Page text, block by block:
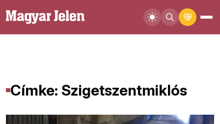
Címke: Szigetszentmiklós